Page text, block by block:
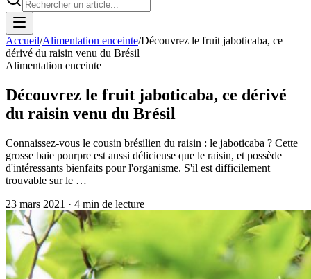
Accueil/Alimentation enceinte/Découvrez le fruit jaboticaba, ce
dérivé du raisin venu du Brésil
Alimentation enceinte
Découvrez le fruit jaboticaba, ce dérivé
du raisin venu du Brésil
Connaissez-vous le cousin brésilien du raisin : le jaboticaba ? Cette
grosse baie pourpre est aussi délicieuse que le raisin, et possède
d'intéressants bienfaits pour l'organisme. S'il est difficilement
trouvable sur le …
23 mars 2021 · 4 min de lecture